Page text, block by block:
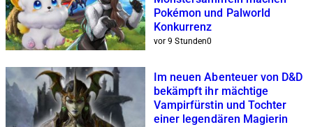
Pokémon und Palworld
Konkurrenz
vor 9 Stunden0
Im neuen Abenteuer von D&D
bekämpft ihr mächtige
Vampirfürstin und Tochter
einer legendären Magierin